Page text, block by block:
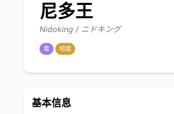
尼多王
Nidoking / ニドキング
毒 地面
基本信息